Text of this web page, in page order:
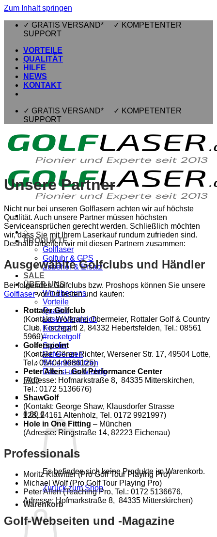
Zum Inhalt springen
✓ GRATIS VERSAND* ✓ KOMPETENTER
SUPPORT
VORTEILE
QUALITÄT
HILFE
NEWS
KONTAKT
✓ GRATIS VERSAND* ✓ KOMPETENTER
SUPPORT
⌂
PRODUKTE
Golflaser
Golfuhr & GPS
Zubehör & Ersatz
SALE
ÜBER UNS
Wir über uns
Vorteile
Qualität
Laser-Vergleich
Konzept
#rocketgolf
Spieler
Referenzen
Wir unterstützen
Das ist uns wichtig
FAQ
0,00 €
Es befinden sich keine Produkte im Warenkorb.
Zurück zum Shop
Warenkorb
Unsere Partner
Nicht nur bei unseren Golflasern achten wir auf höchste
Qualität. Auch unsere Partner müssen höchsten
Serviceansprüchen gerecht werden. Schließlich möchten
wir, dass Sie mit Ihrem Laserkauf rundum zufrieden sind.
Deshalb arbeiten wir mit diesen Partnern zusammen:
Ausgewählte Golfclubs und Händler
Bei folgenden Golfclubs bzw. Proshops können Sie unsere
Golflaservor Ort testen und kaufen:
Rottaler Golfclub
(Kontakt: Wolfgang Obermeier, Rottaler Golf & Country
Club, Fischgartl 2, 84332 Hebertsfelden, Tel.: 08561
5969)
Golferspoint
(Kontakt: Gören Richter, Wersener Str. 17, 49504 Lotte,
Tel.: 05404 9986125)
Peter Allen – Golf Performance Center
(Adresse: Hofmarkstraße 8, 84335 Mitterskirchen,
Tel.: 0172 5136676)
ShawGolf
(Kontakt: George Shaw, Klausdorfer Strasse
128, 24161 Altenholz, Tel. 0172 9921997)
Hole in One Fitting – München
(Adresse: Ringstraße 14, 82223 Eichenau)
Professionals
Moritz Klawitter (Pro Golf Tour Playing Pro)
Michael Wolf (Pro Golf Tour Playing Pro)
Peter Allen (Teaching Pro, Tel.: 0172 5136676,
Adresse: Hofmarkstraße 8, 84335 Mitterskirchen)
Golf-Webseiten und -Magazine